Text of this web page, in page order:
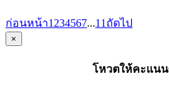
ก่อนหน้า1 234567...11 ถัดไป
×
โหวตให้คะแน